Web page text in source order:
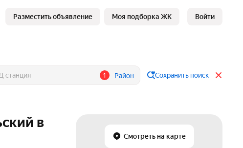
Разместить объявление Моя подборка ЖК Войти
1 Район Сохранить поиск
Смотреть на карте
в